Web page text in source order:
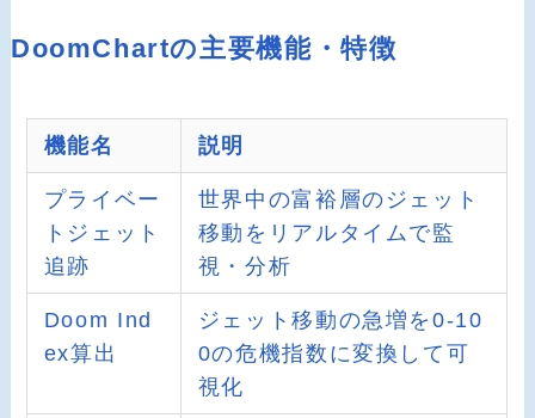
DoomChartの主要機能・特徴
機能名 説明
プライベー
トジェット
追跡
世界中の富裕層のジェット
移動をリアルタイムで監
視・分析
Doom Ind
ex算出
ジェット移動の急増を0-10
0の危機指数に変換して可
視化